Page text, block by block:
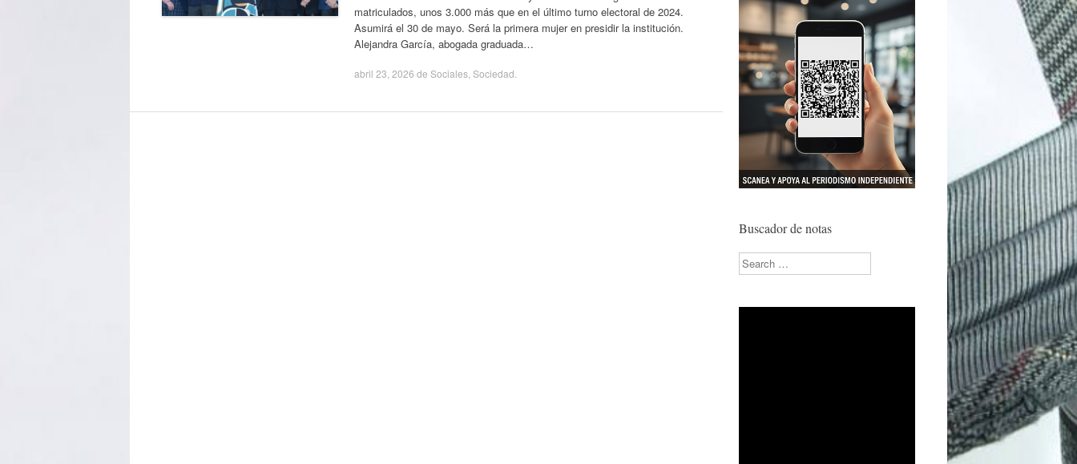
matriculados, unos 3.000 más que en el último turno electoral de 2024.
Asumirá el 30 de mayo. Será la primera mujer en presidir la institución.
Alejandra García, abogada graduada…
abril 23, 2026 de Sociales Sociedad
Buscador de notas
Search